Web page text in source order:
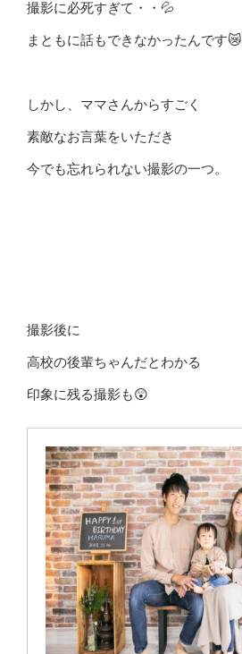
撮影に必死すぎて・・💦
まともに話もできなかったんです😿
しかし、ママさんからすごく
素敵なお言葉をいただき
今でも忘れられない撮影の一つ。
撮影後に
高校の後輩ちゃんだとわかる
印象に残る撮影も😲